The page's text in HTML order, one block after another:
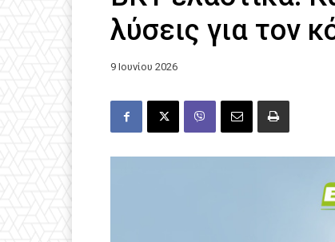
λύσεις για τον
9 Ιουνίου 2026